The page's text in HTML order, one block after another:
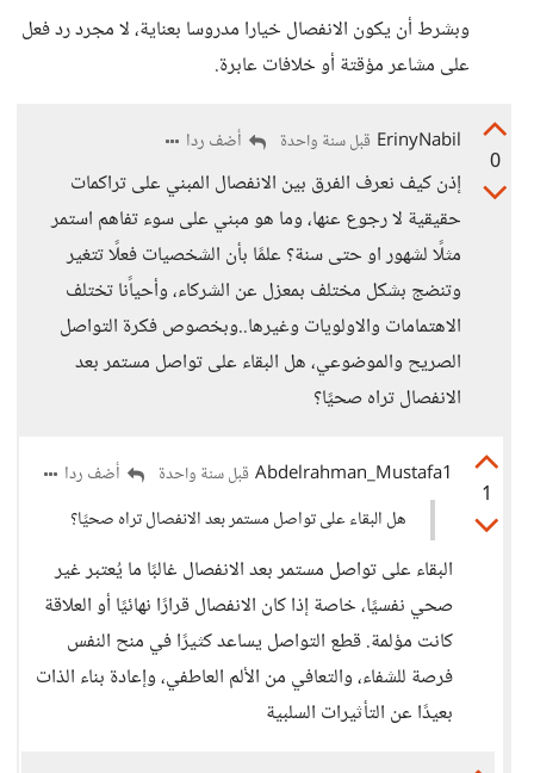
وبشرط أن يكون الانفصال خيارا مدروسا بعناية، لا مجرد رد فعل
على مشاعر مؤقتة أو خلافات عابرة.
0
ErinyNabil قبل سنة واحدة أضف ردا
إذن كيف نعرف الفرق بين الانفصال المبني على تراكمات
حقيقية لا رجوع عنها، وما هو مبني على سوء تفاهم استمر
مثلًا لشهور او حتى سنة؟ علمًا بأن الشخصيات فعلًا تتغير
وتنضج بشكل مختلف بمعزل عن الشركاء، وأحياًنا تختلف
الاهتمامات والاولويات وغيرها..وبخصوص فكرة التواصل
الصريح والموضوعي، هل البقاء على تواصل مستمر بعد
الانفصال تراه صحيًا؟
1
Abdelrahman_Mustafa1 قبل سنة واحدة
أضف ردا
هل البقاء على تواصل مستمر بعد الانفصال تراه صحيًا؟
البقاء على تواصل مستمر بعد الانفصال غالبًا ما يُعتبر غير
صحي نفسيًا، خاصة إذا كان الانفصال قرارًا نهائيًا أو العلاقة
كانت مؤلمة. قطع التواصل يساعد كثيرًا في منح النفس
فرصة للشفاء، والتعافي من الألم العاطفي، وإعادة بناء الذات
بعيدًا عن التأثيرات السلبية